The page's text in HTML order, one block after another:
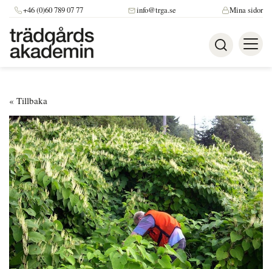
+46 (0)60 789 07 77 info@trga.se Mina sidor